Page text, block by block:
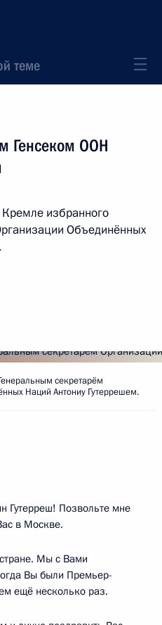
теме
Генсеком ООН
избранного
Объединённых
секретарём
Наций Антониу Гутеррешем.
Гутерреш! Позвольте мне
в Москве.
Мы с Вами
Вы были Премьер-
ещё несколько раз.